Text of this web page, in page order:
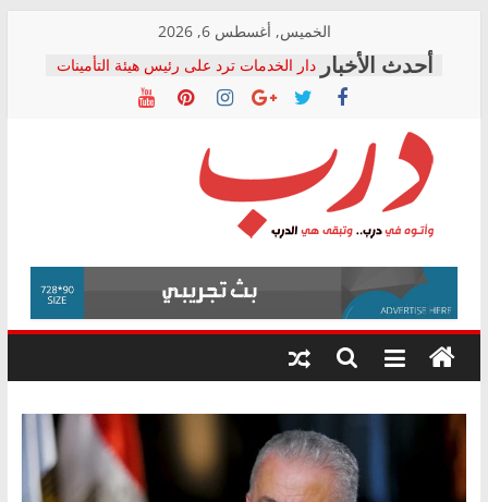
content
الخميس, أغسطس 6, 2026
دار الخدمات ترد على رئيس هيئة التأمينات
بعد مؤتمره الصحفي: إنكار الأزمة لا ينهي
معاناة أصحاب المعاشات.. ونطالب بكشف
فرحات سليمان يكتب: القطاع الصحي إلى
أين؟
حزب التحالف الشعبي يطلق لجنة “الحق
في الصحة” بالإسكندرية لرصد الانتهاكات
ودعم المرضى
الوزاري لمدينة الصحفيين.. وانتهاء أعمال
إنشاء المبنى الإداري
المجلس القومي لحقوق الإنسان يعلن
متابعة قضية الدكتور محمد زهران.. ويؤكد:
قرينة البراءة وضمانات المحاكمة العادلة
درب
وأتوه
درب..
وتبقى
هي